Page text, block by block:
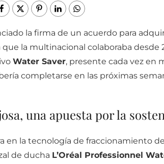
la firma de un acuerdo para
que la multinacional colaboraba desde
Water Saver, presente cada vez en
completarse en las próximas
una apuesta por la
en la tecnología de fraccionamiento
de ducha L’Oréal Professionnel